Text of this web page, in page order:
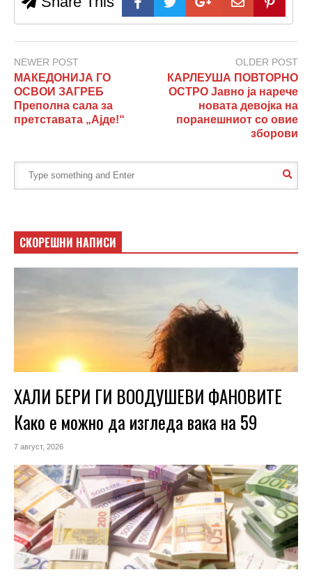
NEWER POST
МАКЕДОНИЈА ГО
ОСВОИ ЗАГРЕБ
Преполна сала за
претставата „Ајде!“
OLDER POST
КАРЛЕУША ПОВТОРНО
ОСТРО Јавно ја нарече
новата девојка на
поранешниот со овие
зборови
СКОРЕШНИ НАПИСИ
ХАЛИ БЕРИ ГИ ВООДУШЕВИ ФАНОВИТЕ
Како е можно да изгледа вака на 59
7 август, 2026